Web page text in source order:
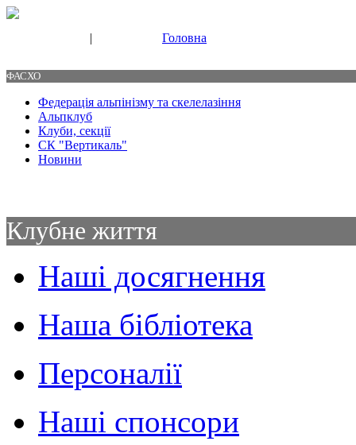
| Головна
ФАСХО
Федерація альпінізму та скелелазіння
Альпклуб
Клуби, секції
СК "Вертикаль"
Новини
Клубне життя
Наші досягнення
Наша бібліотека
Персоналії
Наші спонсори